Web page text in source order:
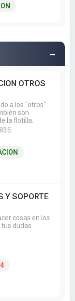
OTROS
a los "otros"
son
la flotilla.
Y SOPORTE
cosas en los
dudas